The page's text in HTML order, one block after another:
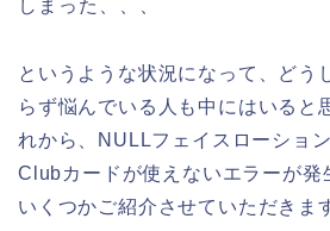
しまった、、、
というような状況になって、どう
らず悩んでいる人も中にはいると
れから、NULLフェイスローショ
Clubカードが使えないエラーが発
いくつかご紹介させていただきま